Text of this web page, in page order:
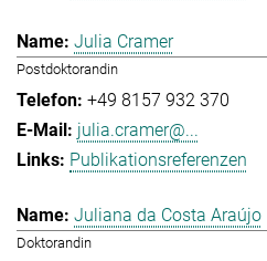
Julia Cramer
Postdoktorandin
+49 8157 932 370
julia.cramer@...
Publikationsreferenzen
Juliana da Costa Araújo
Doktorandin